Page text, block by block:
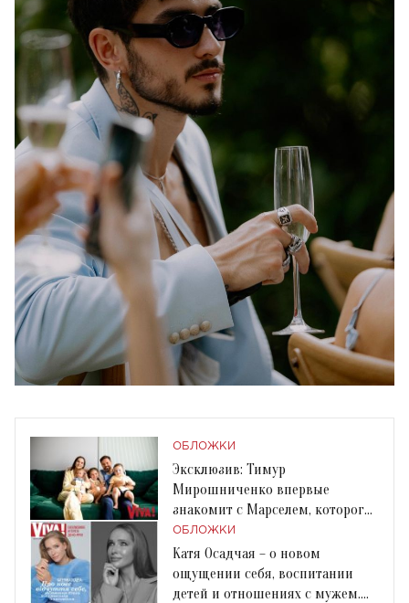
ОБЛОЖКИ
Эксклюзив: Тимур
Мирошниченко впервые
знакомит с Марселем, которого
усыновил во время войны
ОБЛОЖКИ
Катя Осадчая – о новом
ощущении себя, воспитании
детей и отношениях с мужем.